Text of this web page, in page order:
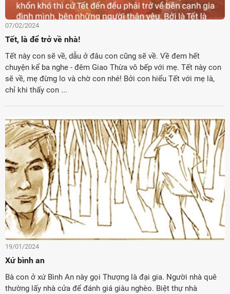
07/02/2024
Tết, là để trở về nhà!
Tết này con sẽ về, dẫu ở đâu con cũng sẽ về. Về đem hết
chuyện kể ba nghe - đêm Giao Thừa vô bếp với mẹ. Tết này con
sẽ về, mẹ đừng lo và chờ con nhé! Bởi con hiểu Tết với mẹ là,
chỉ khi thấy con ...
19/01/2024
Xứ bình an
Bà con ở xứ Bình An này gọi Thượng là đại gia. Người nhà quê
thường lấy nhà cửa để đánh giá giàu nghèo. Biệt thự nhà